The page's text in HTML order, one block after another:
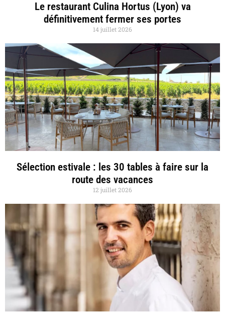
Le restaurant Culina Hortus (Lyon) va
définitivement fermer ses portes
14 juillet 2026
Sélection estivale : les 30 tables à faire sur la
route des vacances
12 juillet 2026